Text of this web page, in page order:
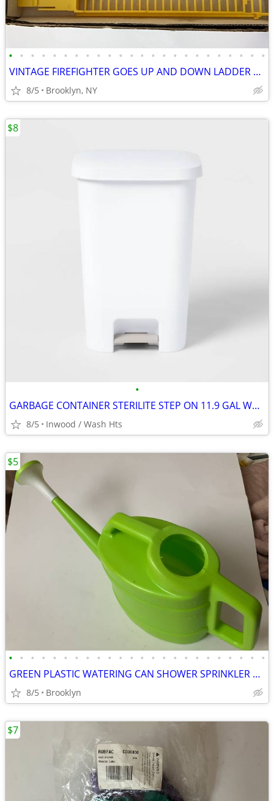
• • • • • • • • • • • • • • • • • • • • • • • •
VINTAGE FIREFIGHTER GOES UP AND DOWN LADDER MAN TOY BATTERY OPERATED
8/5 Brooklyn, NY
•
GARBAGE CONTAINER STERILITE STEP ON 11.9 GAL WHITE POLYPROPYLENE
8/5 Inwood / Wash Hts
$8
• • • • • • • • • • • • • • • • • • • • • • • •
GREEN PLASTIC WATERING CAN SHOWER SPRINKLER HEAD FEED PLANTS OVAL TANK
8/5 Brooklyn
$5
$7